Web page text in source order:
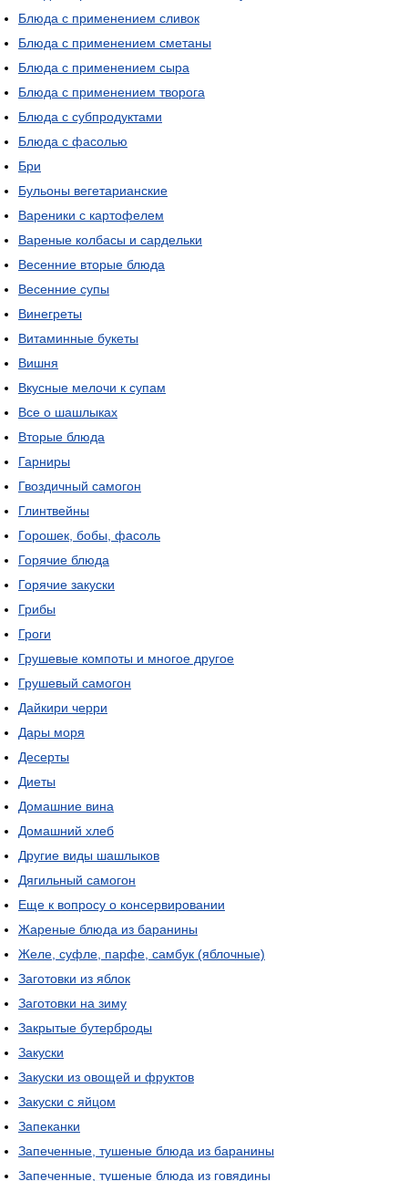
Блюда с применением сливок
Блюда с применением сметаны
Блюда с применением сыра
Блюда с применением творога
Блюда с субпродуктами
Блюда с фасолью
Бри
Бульоны вегетарианские
Вареники с картофелем
Вареные колбасы и сардельки
Весенние вторые блюда
Весенние супы
Винегреты
Витаминные букеты
Вишня
Вкусные мелочи к супам
Все о шашлыках
Вторые блюда
Гарниры
Гвоздичный самогон
Глинтвейны
Горошек, бобы, фасоль
Горячие блюда
Горячие закуски
Грибы
Гроги
Грушевые компоты и многое другое
Грушевый самогон
Дайкири черри
Дары моря
Десерты
Диеты
Домашние вина
Домашний хлеб
Другие виды шашлыков
Дягильный самогон
Еще к вопросу о консервировании
Жареные блюда из баранины
Желе, суфле, парфе, самбук (яблочные)
Заготовки из яблок
Заготовки на зиму
Закрытые бутерброды
Закуски
Закуски из овощей и фруктов
Закуски с яйцом
Запеканки
Запеченные, тушеные блюда из баранины
Запеченные, тушеные блюда из говядины